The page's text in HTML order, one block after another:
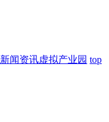
新闻资讯虚拟产业园 top